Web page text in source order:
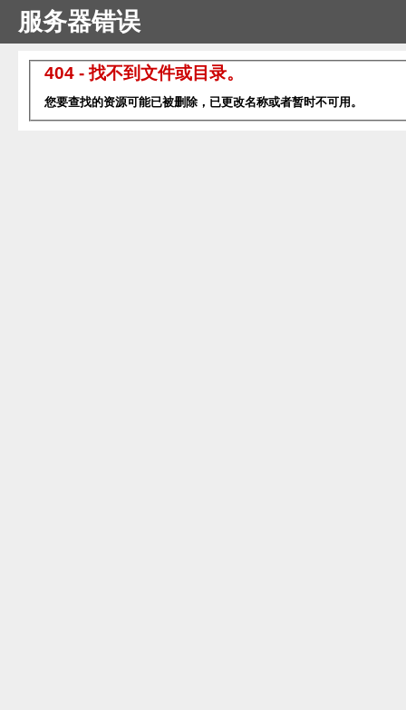
服务器错误
404 - 找不到文件或目录。
您要查找的资源可能已被删除，已更改名称或者暂时不可用。